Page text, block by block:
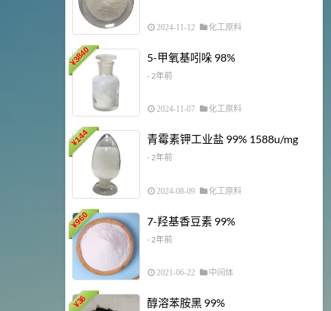
2024-11-12 化工原料
¥
3840 5-甲氧基吲哚 98%
- 2年前
2024-11-07 化工原料
¥
144 青霉素钾工业盐 99% 1588u/mg
- 2年前
2024-08-09 化工原料
¥
960 7-羟基香豆素 99%
- 2年前
2021-06-22 中间体
¥
36 醇溶苯胺黑 99%